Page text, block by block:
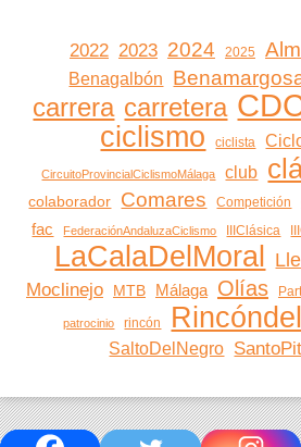
2022 2023 2024 2025
Benagalbón
carrera carretera
ciclismo ciclista
CircuitoProvincialCiclismoMálaga club
colaborador Comares Competición
fac FederaciónAndaluzaCiclismo IIIClásica
LaCalaDelMoral
Moclinejo MTB Málaga Olías
patrocinio rincón
SaltoDelNegro